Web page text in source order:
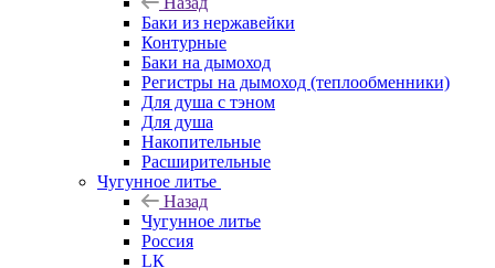
Баки из нержавейки
Контурные
Баки на дымоход
Регистры на дымоход (теплообменники)
Для душа с тэном
Для душа
Накопительные
Расширительные
Чугунное литье
Назад
Чугунное литье
Россия
LК